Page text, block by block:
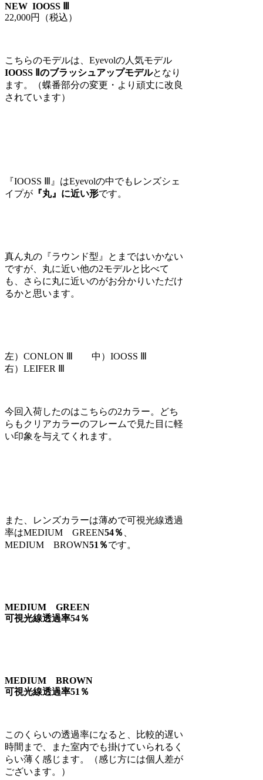
NEW IOOSS Ⅲ
22,000円（税込）
こちらのモデルは、Eyevolの人気モデル
IOOSS Ⅱのブラッシュアップモデルとなり
ます。（蝶番部分の変更・より頑丈に改良
されています）
『IOOSS Ⅲ』はEyevolの中でもレンズシェ
イプが 『丸』に近い形です。
真ん丸の『ラウンド型』とまではいかない
ですが、 丸に近い他の2モデルと比べて
も、さらに丸に近いのがお分かりいただけ
るかと思います。
左）CONLON Ⅲ 中）IOOSS Ⅲ
右）LEIFER Ⅲ
今回入荷したのはこちらの2カラー。どち
らも クリアカラーのフレームで見た目に軽
い印象を与えてくれます。
また、レンズカラーは薄めで可視光線透過
率はMEDIUM GREEN54％
MEDIUM BROWN51％です。
MEDIUM GREEN
可視光線透過率54％
MEDIUM BROWN
可視光線透過率51％
このくらいの透過率になると、
比較的遅い
時間まで、また室内でも掛けていられるく
らい薄く感じます。（感じ方には個人差が
ございます。）